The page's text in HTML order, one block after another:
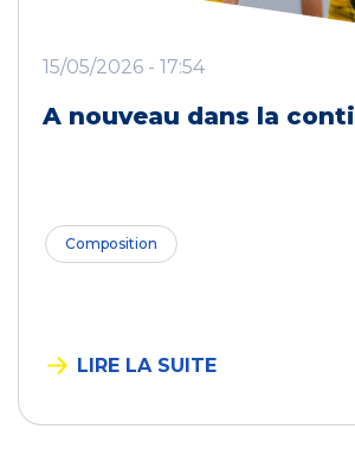
15/05/2026 - 17:54
A nouveau dans la
Composition
LIRE LA SUITE